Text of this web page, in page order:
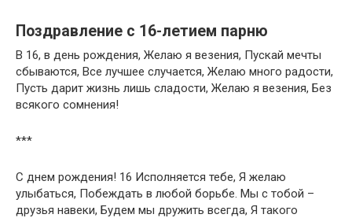
Поздравление с 16-летием парню
В 16, в день рождения, Желаю я везения, Пускай мечты
сбываются, Все лучшее случается, Желаю много радости,
Пусть дарит жизнь лишь сладости, Желаю я везения, Без
всякого сомнения!
***
С днем рождения! 16 Исполняется тебе, Я желаю
улыбаться, Побеждать в любой борьбе. Мы с тобой –
друзья навеки, Будем мы дружить всегда, Я такого